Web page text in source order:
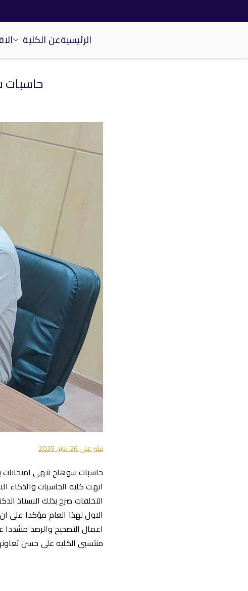
كلية الحاسبات والذكاء الاصطناعي
الرئيسيةعن الكلية
حاسبات
نشر على26 يناير، 2025
حاسبات سوهاج تنهى امتحانات
انهت كليه الحاسبات والذكاء
التخلفات صرح بذلك الاستاذ
الاول لهذا العام مؤكدا على
اعمال التصحيح والرصد
منتسبى الكليه على حسن